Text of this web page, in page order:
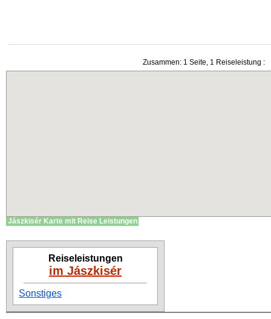
Zusammen: 1 Seite, 1 Reiseleistung :
Jászkisér Karte mit Reise Leistungen
Reiseleistungen
im Jászkisér
Sonstiges